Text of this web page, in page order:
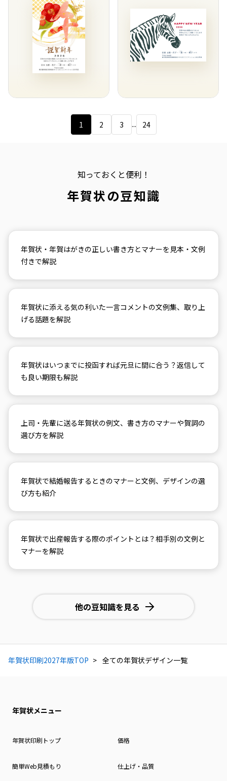
1 2 3 ... 24
知っておくと便利！
年賀状の豆知識
年賀状・年賀はがきの正しい書き方とマナーを見本・文例
付きで解説
年賀状に添える気の利いた一言コメントの文例集、取り上
げる話題を解説
年賀状はいつまでに投函すれば元旦に間に合う？返信して
も良い期限も解説
上司・先輩に送る年賀状の例文、書き方のマナーや賀詞の
選び方を解説
年賀状で結婚報告するときのマナーと文例、デザインの選
び方も紹介
年賀状で出産報告する際のポイントとは？相手別の文例と
マナーを解説
他の豆知識を見る
年賀状印刷2027年版TOP 全ての年賀状デザイン一覧
年賀状メニュー
年賀状印刷トップ 価格
簡単Web見積もり 仕上げ・品質